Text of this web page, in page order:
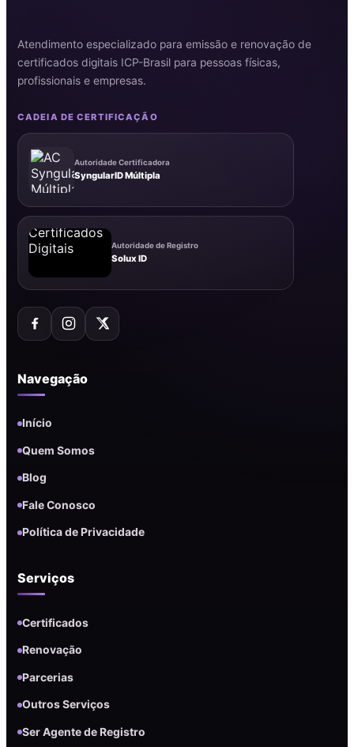
Atendimento especializado para emissão e renovação de
certificados digitais ICP-Brasil para pessoas físicas,
profissionais e empresas.
CADEIA DE CERTIFICAÇÃO
Autoridade Certificadora
SyngularID Múltipla
Autoridade de Registro
Solux ID
Navegação
Início
Quem Somos
Blog
Fale Conosco
Política de Privacidade
Serviços
Certificados
Renovação
Parcerias
Outros Serviços
Ser Agente de Registro